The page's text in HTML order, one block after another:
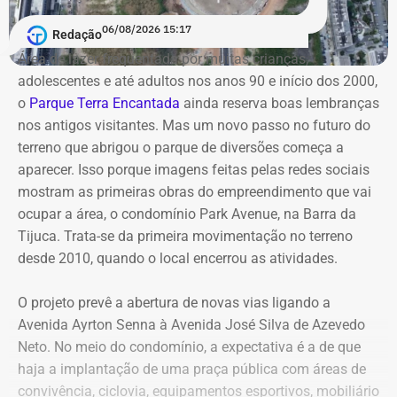
envolvidos permanecem no cargo — Jordão segue como
candidato — enquanto o processo não tiver uma decisão
definitiva.
Declarações de Fernando Jordão em 2026 — Foto:
Reprodução/Divulgacand
primeiro mandato na Câmara Municipal, declarou
patrimônio de R$ 130 mil, composto por dois veículos.
Em 2016, na reeleição, informou bens no valor de R$ 110
mil.
Já em 2020, quando disputou a Prefeitura de São João
de Meriti e foi derrotado, declarou patrimônio de R$ 270
mil, formado por R$ 200 mil em dinheiro em espécie e
uma caminhonete Mitsubishi Triton avaliada em R$ 70
mil.
Redação06/08/2026 15:17
Área de lazer frequentada por muitas crianças,
adolescentes e até adultos nos anos 90 e início dos 2000,
o Parque Terra Encantada ainda reserva boas lembranças
nos antigos visitantes. Mas um novo passo no futuro do
terreno que abrigou o parque de diversões começa a
aparecer. Isso porque imagens feitas pelas redes sociais
mostram as primeiras obras do empreendimento que vai
ocupar a área, o condomínio Park Avenue, na Barra da
Tijuca. Trata-se da primeira movimentação no terreno
desde 2010, quando o local encerrou as atividades.
O projeto prevê a abertura de novas vias ligando a
Avenida Ayrton Senna à Avenida José Silva de Azevedo
Neto. No meio do condomínio, a expectativa é a de que
haja a implantação de uma praça pública com áreas de
convivência, ciclovia, equipamentos esportivos, mobiliário